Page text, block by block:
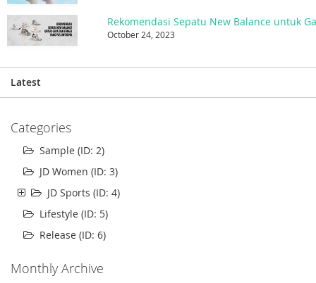
October 24, 2023
Latest
Categories
Sample (ID: 2)
JD Women (ID: 3)
JD Sports (ID: 4)
Lifestyle (ID: 5)
Release (ID: 6)
Monthly Archive